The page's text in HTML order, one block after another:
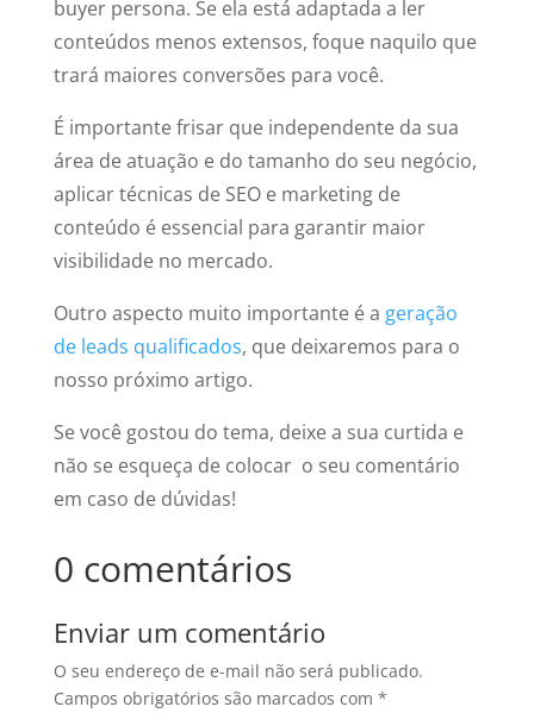
buyer persona. Se ela está adaptada a ler
conteúdos menos extensos, foque naquilo que
trará maiores conversões para você.
É importante frisar que independente da sua
área de atuação e do tamanho do seu negócio,
aplicar técnicas de SEO e marketing de
conteúdo é essencial para garantir maior
visibilidade no mercado.
Outro aspecto muito importante é a geração
de leads qualificados, que deixaremos para o
nosso próximo artigo.
Se você gostou do tema, deixe a sua curtida e
não se esqueça de colocar o seu comentário
em caso de dúvidas!
0 comentários
Enviar um comentário
O seu endereço de e-mail não será publicado.
Campos obrigatórios são marcados com *